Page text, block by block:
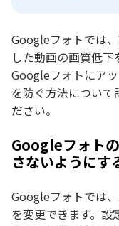
Googleフォトでは
した動画の画質低下
Googleフォトにア
を防ぐ方法について
ださい。
Googleフォト
さないようにす
Googleフォトでは
を変更できます。